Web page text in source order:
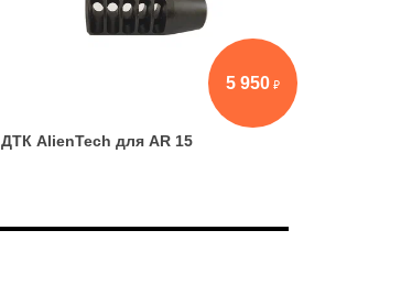
5 950
ДТК AlienTech для AR 15